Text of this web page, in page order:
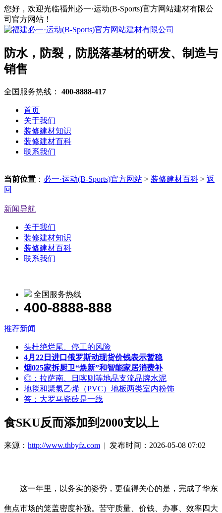
您好，欢迎光临福州必一·运动(B-Sports)官方网站建材有限公
司官方网站！
防水，防裂，防脱落基材的研发、制造与
销售
全国服务热线： 400-8888-417
首页
关于我们
装修建材知识
装修建材百科
联系我们
当前位置 ： 必一·运动(B-Sports)官方网站 > 装修建材百科 > 返
回
新闻导航
关于我们
装修建材知识
装修建材百科
联系我们
全国服务热线
400-8888-888
推荐新闻
头杜绝烂尾、停工的风险
4月22日进口俄罗斯动现货价钱表示暂稳
烟025家拆厨卫“焕新”和智能家居消费补
◎：拉萨南、日喀则等地品支流品牌水泥
地毯和聚氯乙烯（PVC）地板两类室内粉饰
答：大罗马瓷砖是一线
食SKU反而添加到2000支以上
来源： http://www.thbyfz.com | 发布时间：2026-05-08 07:02
这一年里，以务实的姿势，更值得关心的是，完成了华东
焦点市场的笼盖密度补强。苦守质量、价钱、办事、效率四大